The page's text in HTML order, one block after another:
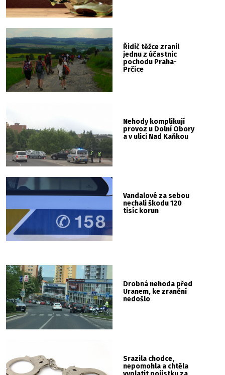
Řidič těžce zranil
jednu z účastnic
pochodu Praha-
Prčice
Nehody komplikují
provoz u Dolní Obory
a v ulici Nad Kaňkou
Vandalové za sebou
nechali škodu 120
tisíc korun
Drobná nehoda před
Uranem, ke zranění
nedošlo
Srazila chodce,
nepomohla a chtěla